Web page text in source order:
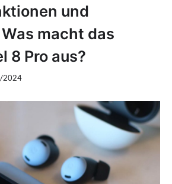
und
macht das
8 Pro aus?
2024